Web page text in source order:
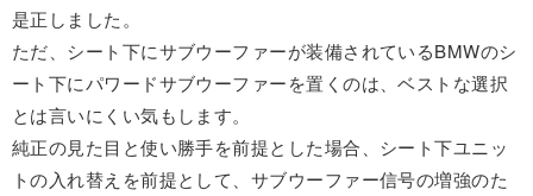
是正しました。
ただ、シート下にサブウーファーが装備されているBMWのシ
ート下にパワードサブウーファーを置くのは、ベストな選択
とは言いにくい気もします。
純正の見た目と使い勝手を前提とした場合、シート下ユニッ
トの入れ替えを前提として、サブウーファー信号の増強のた